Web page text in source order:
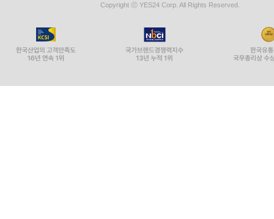
Copyright ⓒ YES24 Corp. All Rights Reserved.